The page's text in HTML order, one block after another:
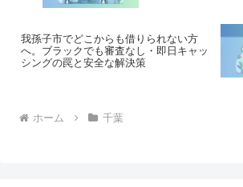
我孫子市でどこからも借りられない方
へ。ブラックでも審査なし・即日キャッ
シングの罠と安全な解決策
ホーム 千葉